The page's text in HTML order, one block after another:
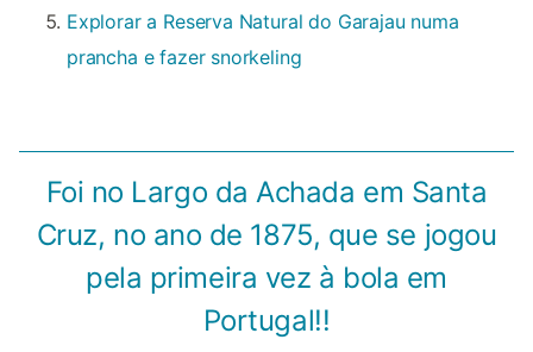
Explorar a Reserva Natural do Garajau numa
prancha e fazer snorkeling
Foi no Largo da Achada em Santa
Cruz, no ano de 1875, que se jogou
pela primeira vez à bola em
Portugal!!